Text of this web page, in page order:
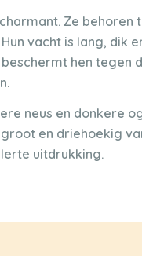
Ze
vacht is lang, dik
hen tegen
neus en donkere
en driehoekig
uitdrukking.